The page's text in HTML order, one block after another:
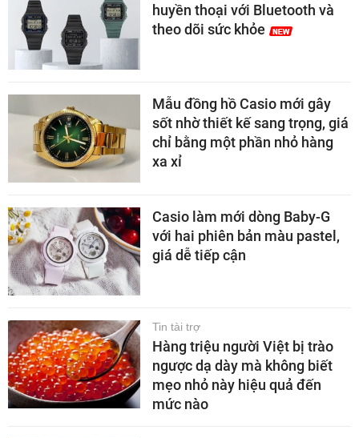
huyền thoại với Bluetooth và
theo dõi sức khỏe
Mẫu đồng hồ Casio mới gây
sốt nhờ thiết kế sang trọng, giá
chỉ bằng một phần nhỏ hàng
xa xỉ
Casio làm mới dòng Baby-G
với hai phiên bản màu pastel,
giá dễ tiếp cận
Tin tài trợ
Hàng triệu người Việt bị trào
ngược dạ dày mà không biết
mẹo nhỏ này hiệu quả đến
mức nào